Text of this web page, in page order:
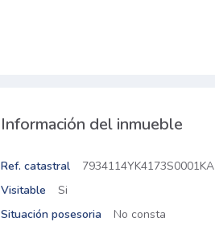
Información del inmueble
Ref. catastral
7934114YK4173S0001KA
Visitable
Si
Situación posesoria
No consta